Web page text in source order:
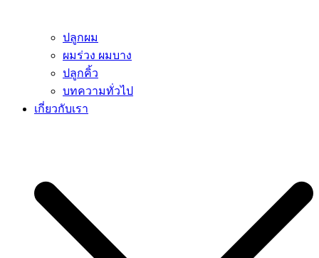
ปลูกผม
ผมร่วง ผมบาง
ปลูกคิ้ว
บทความทั่วไป
เกี่ยวกับเรา